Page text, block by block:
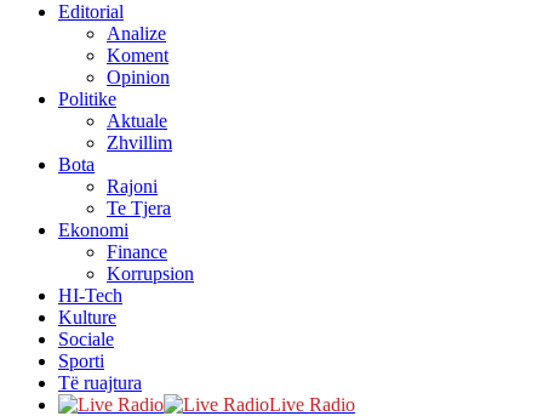
Editorial
Analize
Koment
Opinion
Politike
Aktuale
Zhvillim
Bota
Rajoni
Te Tjera
Ekonomi
Finance
Korrupsion
HI-Tech
Kulture
Sociale
Sporti
Të ruajtura
Live Radio